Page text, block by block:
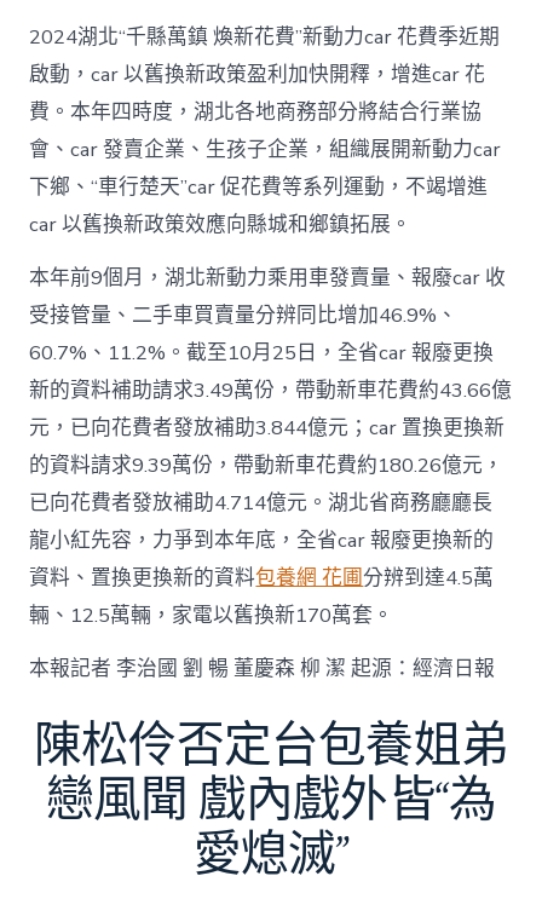
2024湖北“千縣萬鎮 煥新花費”新動力car 花費季近期
啟動，car 以舊換新政策盈利加快開釋，增進car 花
費。本年四時度，湖北各地商務部分將結合行業協
會、car 發賣企業、生孩子企業，組織展開新動力car
下鄉、“車行楚天”car 促花費等系列運動，不竭增進
car 以舊換新政策效應向縣城和鄉鎮拓展。
本年前9個月，湖北新動力乘用車發賣量、報廢car 收
受接管量、二手車買賣量分辨同比增加46.9%、
60.7%、11.2%。截至10月25日，全省car 報廢更換
新的資料補助請求3.49萬份，帶動新車花費約43.66億
元，已向花費者發放補助3.844億元；car 置換更換新
的資料請求9.39萬份，帶動新車花費約180.26億元，
已向花費者發放補助4.714億元。湖北省商務廳廳長
龍小紅先容，力爭到本年底，全省car 報廢更換新的
資料、置換更換新的資料包養網 花圃分辨到達4.5萬
輛、12.5萬輛，家電以舊換新170萬套。
本報記者 李治國 劉 暢 董慶森 柳 潔 起源：經濟日報
陳松伶否定台包養姐弟
戀風聞 戲內戲外皆“為
愛熄滅”